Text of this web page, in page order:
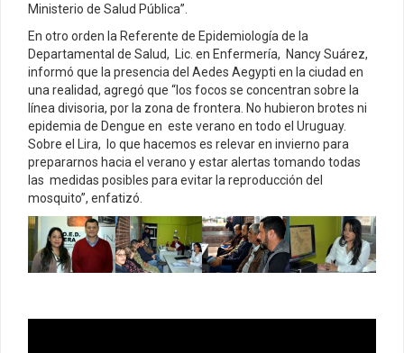
Ministerio de Salud Pública”.
En otro orden la Referente de Epidemiología de la
Departamental de Salud, Lic. en Enfermería, Nancy Suárez,
informó que la presencia del Aedes Aegypti en la ciudad en
una realidad, agregó que “los focos se concentran sobre la
línea divisoria, por la zona de frontera. No hubieron brotes ni
epidemia de Dengue en este verano en todo el Uruguay.
Sobre el Lira, lo que hacemos es relevar en invierno para
prepararnos hacia el verano y estar alertas tomando todas
las medidas posibles para evitar la reproducción del
mosquito”, enfatizó.